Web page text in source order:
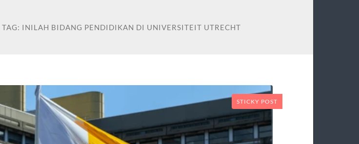
TAG: INILAH BIDANG PENDIDIKAN DI UNIVERSITEIT UTRECHT
STICKY POST